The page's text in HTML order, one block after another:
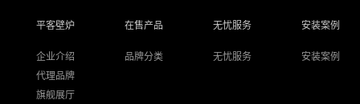
平客壁炉
企业介绍
代理品牌
旗舰展厅
在售产品
品牌分类
无忧服务
无忧服务
安装案例
安装案例